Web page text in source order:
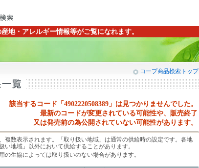
地・アレルギー情報等がご覧になれます。
コープ商品検索トップ
該当するコード「 4902220508389」は見つかりませんでした。
最新のコードが変更されている可能性や、販売終了
又は発売前の為公開されていない可能性があります。
複数表示されます。「取り扱い地域」は通常の供給時の設定です。各地
い地域」以外において供給することがあります。
の生協によっては取り扱いのない場合があります。